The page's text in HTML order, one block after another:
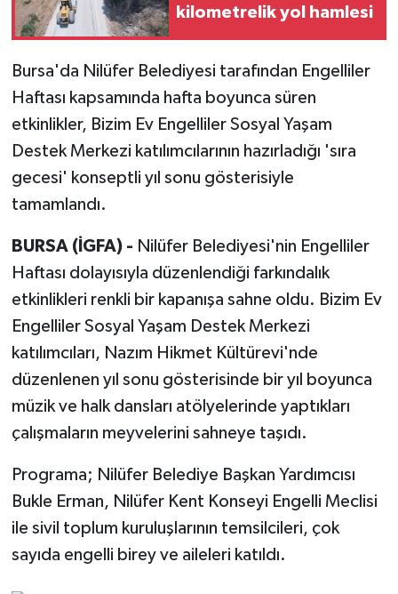
kilometrelik yol hamlesi
Bursa'da Nilüfer Belediyesi tarafından Engelliler
Haftası kapsamında hafta boyunca süren
etkinlikler, Bizim Ev Engelliler Sosyal Yaşam
Destek Merkezi katılımcılarının hazırladığı 'sıra
gecesi' konseptli yıl sonu gösterisiyle
tamamlandı.
BURSA (İGFA) - Nilüfer Belediyesi'nin Engelliler
Haftası dolayısıyla düzenlendiği farkındalık
etkinlikleri renkli bir kapanışa sahne oldu. Bizim Ev
Engelliler Sosyal Yaşam Destek Merkezi
katılımcıları, Nazım Hikmet Kültürevi'nde
düzenlenen yıl sonu gösterisinde bir yıl boyunca
müzik ve halk dansları atölyelerinde yaptıkları
çalışmaların meyvelerini sahneye taşıdı.
Programa; Nilüfer Belediye Başkan Yardımcısı
Bukle Erman, Nilüfer Kent Konseyi Engelli Meclisi
ile sivil toplum kuruluşlarının temsilcileri, çok
sayıda engelli birey ve aileleri katıldı.